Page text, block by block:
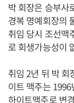
박 회장은 승부사
경복 명예회장의
취임 당시 조선맥
로 회생가능성이
취임 2년 뒤 박 회
이트 맥주는
하이트맥주로 변